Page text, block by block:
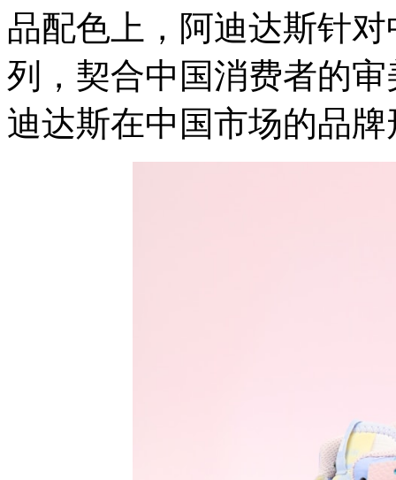
品配色上，阿迪达斯针
列，契合中国消费者的
迪达斯在中国市场的品